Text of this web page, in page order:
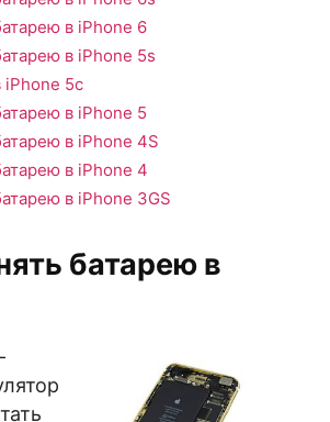
в iPhone 6
в iPhone 5s
iPhone 5c
в iPhone 5
в iPhone 4S
в iPhone 4
в iPhone 3GS
батарею в